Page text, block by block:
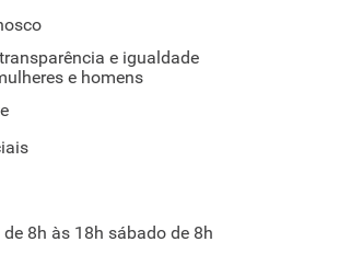
e igualdade
e homens
8h às 18h sábado de 8h